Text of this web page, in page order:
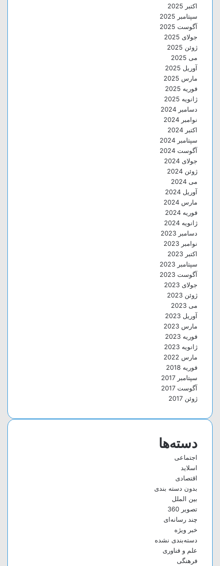
اکتبر 2025
سپتامبر 2025
آگوست 2025
جولای 2025
ژوئن 2025
می 2025
آوریل 2025
مارس 2025
فوریه 2025
ژانویه 2025
دسامبر 2024
نوامبر 2024
اکتبر 2024
سپتامبر 2024
آگوست 2024
جولای 2024
ژوئن 2024
می 2024
آوریل 2024
مارس 2024
فوریه 2024
ژانویه 2024
دسامبر 2023
نوامبر 2023
اکتبر 2023
سپتامبر 2023
آگوست 2023
جولای 2023
ژوئن 2023
می 2023
آوریل 2023
مارس 2023
فوریه 2023
ژانویه 2023
مارس 2022
فوریه 2018
سپتامبر 2017
آگوست 2017
ژوئن 2017
دسته‌ها
اجتماعی
اسلاید
اقتصادی
بدون دسته بندی
بین الملل
تصویر 360
چند رسانه‌ای
خبر ویژه
دسته‌بندی نشده
علم و فناوری
فرهنگی